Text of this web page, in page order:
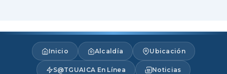
Inicio Alcaldía Ubicación
S@TGUAICA En Línea Noticias